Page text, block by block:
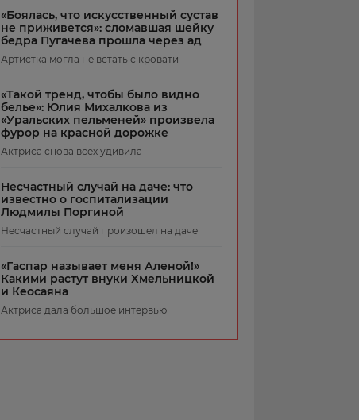
«Боялась, что искусственный сустав
не приживется»: сломавшая шейку
бедра Пугачева прошла через ад
Артистка могла не встать с кровати
«Такой тренд, чтобы было видно
белье»: Юлия Михалкова из
«Уральских пельменей» произвела
фурор на красной дорожке
Актриса снова всех удивила
Несчастный случай на даче: что
известно о госпитализации
Людмилы Поргиной
Несчастный случай произошел на даче
«Гаспар называет меня Аленой!»
Какими растут внуки Хмельницкой
и Кеосаяна
Актриса дала большое интервью